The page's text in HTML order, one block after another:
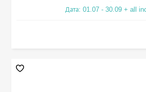
Дата: 01.07 - 30.09 + all